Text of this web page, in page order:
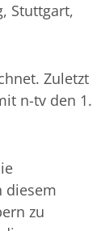
Stuttgart,
Zuletzt
n-tv den 1.
diesem
zu